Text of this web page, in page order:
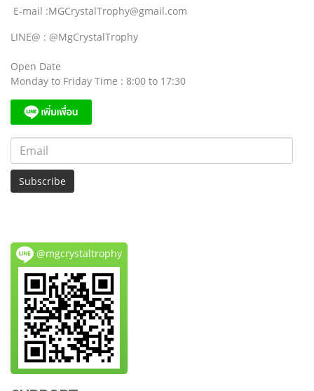
E-mail :MGCrystalTrophy@gmail.com
LINE@ : @MgCrystalTrophy
Open Date
Monday to Friday Time : 8:00 to 17:30
Subscribe
@mgcrystaltrophy